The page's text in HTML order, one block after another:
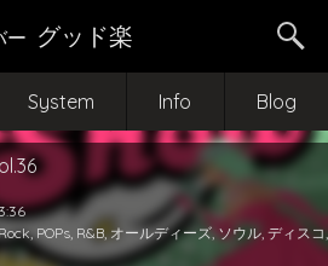
ー グッド楽
System Info Blog
, POPs, R&B, オールディーズ,ソウル, ディスコ,